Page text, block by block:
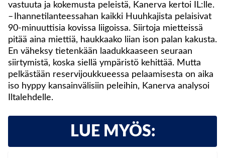
vastuuta ja kokemusta peleistä, Kanerva kertoi IL:lle.
– Ihannetilanteessahan kaikki Huuhkajista pelaisivat
90-minuuttisia kovissa liigoissa. Siirtoja mietteissä
pitää aina miettiä, haukkaako liian ison palan kakusta.
En väheksy tietenkään laadukkaaseen seuraan
siirtymistä, koska siellä ympäristö kehittää. Mutta
pelkästään reservijoukkueessa pelaamisesta on aika
iso hyppy kansainvälisiin peleihin, Kanerva analysoi
Iltalehdelle.
LUE MYÖS: